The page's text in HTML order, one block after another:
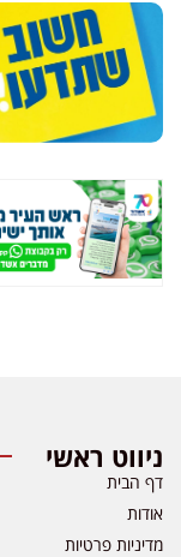
ניווט ראשי
דף הבית
אודות
מדיניות פרטיות